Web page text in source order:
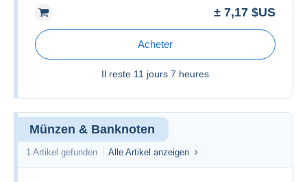
± 7,17 $US
Acheter
Il reste 11 jours 7 heures
Münzen & Banknoten
1 Artikel gefunden Alle Artikel anzeigen